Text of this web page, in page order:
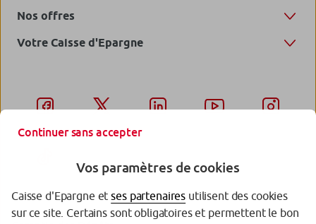
Nos offres
Votre Caisse d'Epargne
Continuer sans accepter
Vos paramètres de cookies
Caisse d'Epargne etses partenaires utilisent des cookies
sur ce site. Certains sont obligatoires et permettent le bon